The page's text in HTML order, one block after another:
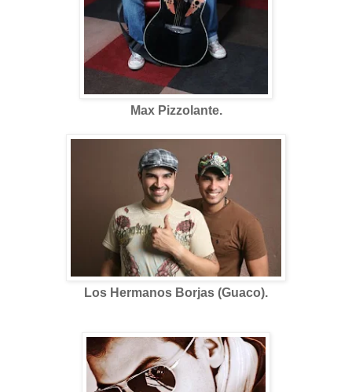
Max Pizzolante.
Los Hermanos Borjas (Guaco).